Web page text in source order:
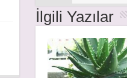
İlgili Yazılar